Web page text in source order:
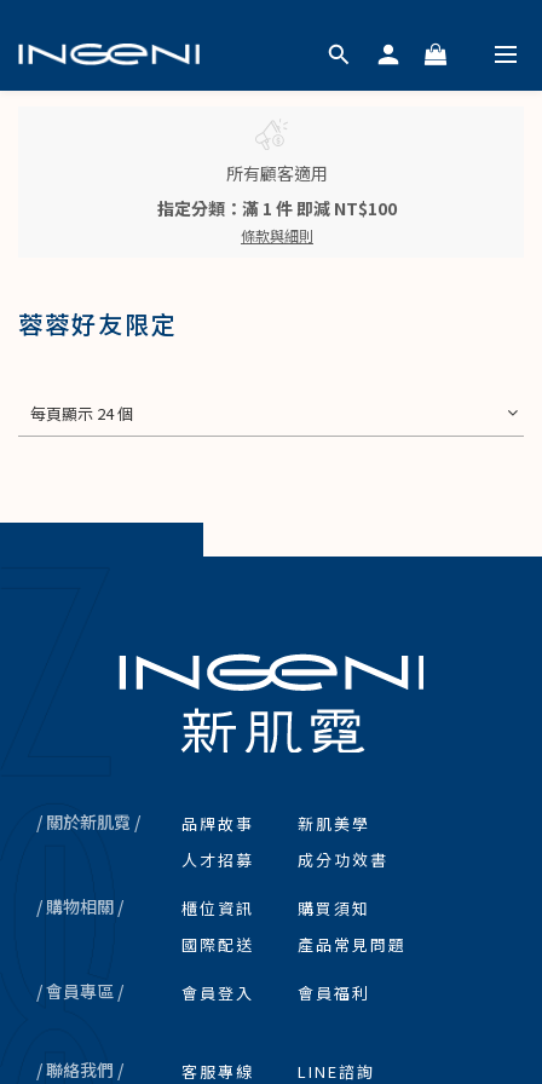
所有顧客適用
指定分類：滿 1 件 即減 NT$100
條款與細則
蓉蓉好友限定
每頁顯示 24 個
/ 關於新肌霓 / 品牌故事
新肌美學
人才招募
成分功效書
/ 購物相關 / 櫃位資訊
購買須知
國際配送
產品常見問題
/ 會員專區 / 會員登入 會員福利
/ 聯絡我們 / 客服專線 LINE諮詢